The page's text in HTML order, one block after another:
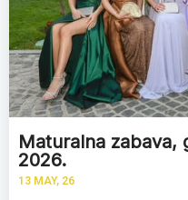
Maturalna zabava,
2026.
13 MAY, 26